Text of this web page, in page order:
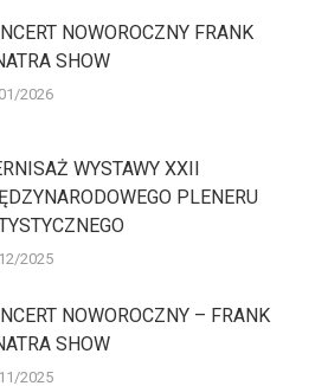
NOWOROCZNY FRANK
SHOW
2026
WYSTAWY XXII
PLENERU
2025
NOWOROCZNY – FRANK
SHOW
2025